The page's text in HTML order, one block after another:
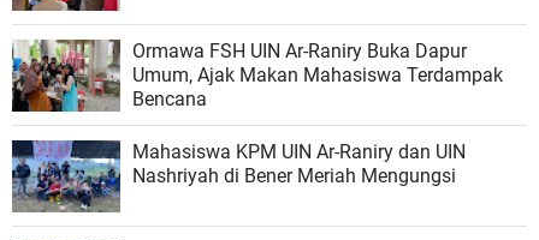
Ormawa FSH UIN Ar-Raniry Buka Dapur
Umum, Ajak Makan Mahasiswa Terdampak
Bencana
Mahasiswa KPM UIN Ar-Raniry dan UIN
Nashriyah di Bener Meriah Mengungsi